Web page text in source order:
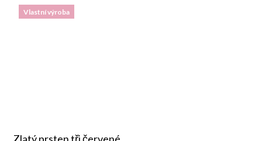
Vlastní výroba